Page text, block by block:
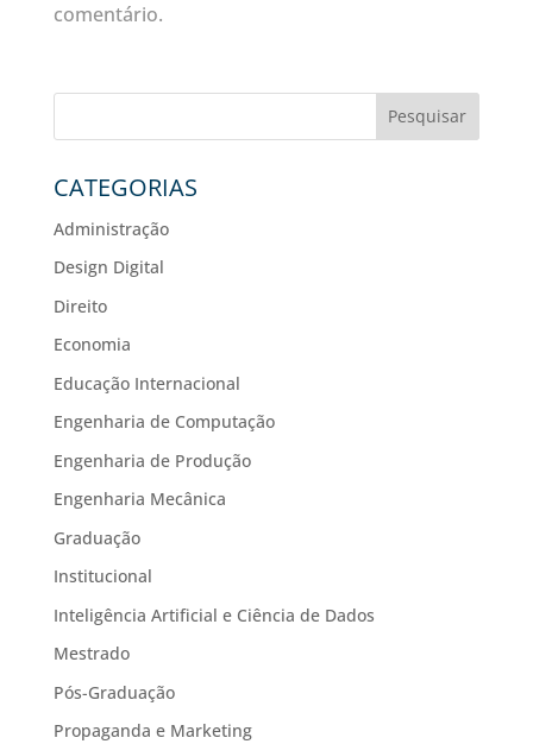
comentário.
Pesquisar
CATEGORIAS
Administração
Design Digital
Direito
Economia
Educação Internacional
Engenharia de Computação
Engenharia de Produção
Engenharia Mecânica
Graduação
Institucional
Inteligência Artificial e Ciência de Dados
Mestrado
Pós-Graduação
Propaganda e Marketing